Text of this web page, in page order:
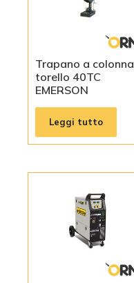
Trapano a colonna
torello 40TC
EMERSON
Leggi tutto